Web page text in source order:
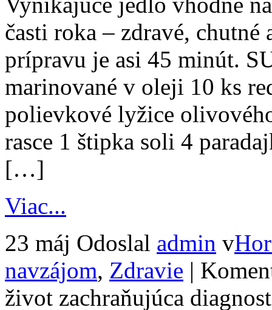
časti roka – zdravé, chutné
prípravu je asi 45 minút.
marinované v oleji 10 ks
polievkové lyžice
rasce 1 štipka soli 4
[…]
Viac...
23 máj Odoslal admin v
navzájom, Zdravie |
život zachraňujúca